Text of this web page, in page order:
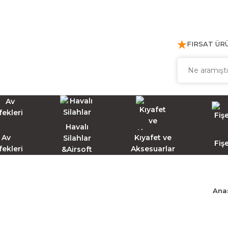
FIRSAT
Av
Havalı
Silahlar
&Airsoft
Kıyafet ve
Aksesuarlar